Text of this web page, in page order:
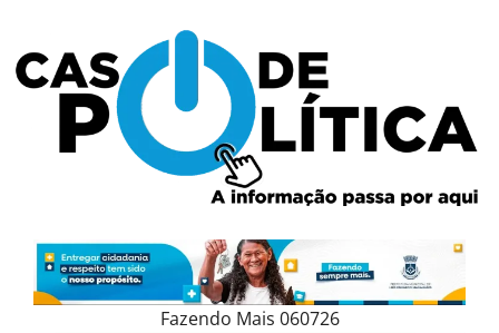
content
Fazendo Mais 060726